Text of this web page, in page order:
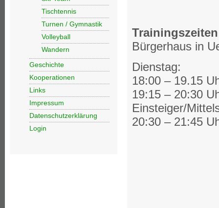
Tischtennis
Turnen / Gymnastik
Volleyball
Wandern
Geschichte
Kooperationen
Links
Impressum
Datenschutzerklärung
Login
Bürgerhaus in
Dienstag:
18:00 – 19.15
19:15 – 20:30
Einsteiger/
20:30 – 21:45